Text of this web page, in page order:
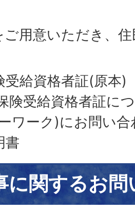
ご用意いただき、
受給資格者証(原本)
険受給資格者証に
ワーク)にお問い
書
に関するお